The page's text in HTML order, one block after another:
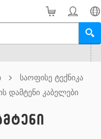
საოფისე ტექნიკა
დამტენი კაბელები